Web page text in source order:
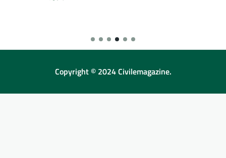
Copyright © 2024 Civilemagazine.